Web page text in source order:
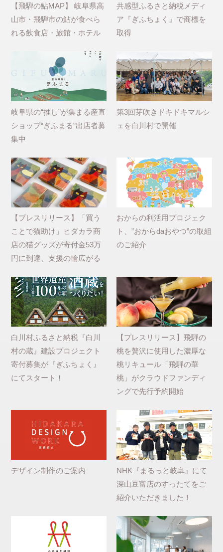
【飛騨の鮎MAP】 岐阜県高
山市・飛騨市の鮎が食べら
れる飲食店・旅館・ホテル
共感型ふるさと納税メディ
ア『ぎふちょく』で商標を
取得
岐阜県の“推し”が集まる産直
ショップ“ぎふまる”出店者募
集中
第3回芽吹きドキドキマルシ
ェを白川村で開催
【プレスリリース】「買う
ことで猫助け」ヒダカラ商
店の猫グッズが寄付金53万
円に到達、支援の輪広がる
おからの利活用プロジェク
ト、”おからdaおやつ”の取組
のご紹介
白川村ふるさと納税『白川
村の蔵』建設プロジェクト
寄付募集が『ぎふちょく』
にてスタート！
【プレスリリース】飛騨の
桃を贅沢に使用した濃厚な
桃リキュール「飛騨の華
桃」がクラウドファンディ
ングで先行予約開始
デザイン制作のご案内
NHK『まるっと岐阜』にて
深山豆富店のすったてをご
紹介いただきました！